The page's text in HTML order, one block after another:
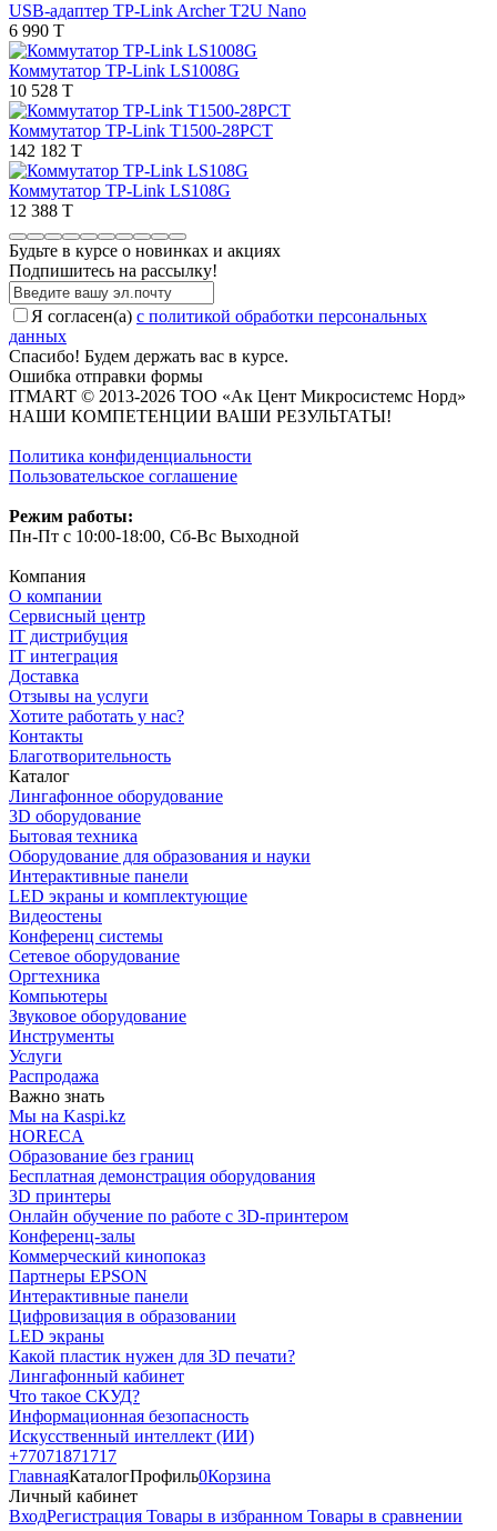
USB-адаптер TP-Link Archer T2U Nano
6 990 T
Коммутатор TP-Link LS1008G
10 528 T
Коммутатор TP-Link T1500-28PCT
142 182 T
Коммутатор TP-Link LS108G
12 388 T
Будьте в курсе о новинках и акциях
Подпишитесь на рассылкy!
Я согласен(a) с политикой обработки персональных
данных
Спасибо! Будем держать вас в курсе.
Ошибка отправки формы
ITMART © 2013-2026 ТОО «Ак Цент Микросистемс Норд»
НАШИ КОМПЕТЕНЦИИ ВАШИ РЕЗУЛЬТАТЫ!
Политика конфиденциальности
Пользовательское соглашение
Режим работы:
Пн-Пт с 10:00-18:00, Сб-Вс Выходной
Компания
О компании
Сервисный центр
IT дистрибуция
IT интеграция
Доставка
Отзывы на услуги
Хотите работать у нас?
Контакты
Благотворительность
Каталог
Лингафонное оборудование
3D оборудование
Бытовая техника
Оборудование для образования и науки
Интерактивные панели
LED экраны и комплектующие
Видеостены
Конференц системы
Сетевое оборудование
Оргтехника
Компьютеры
Звуковое оборудование
Инструменты
Услуги
Распродажа
Важно знать
Мы на Kaspi.kz
HORECA
Образование без границ
Бесплатная демонстрация оборудования
3D принтеры
Онлайн обучение по работе с 3D-принтером
Конференц-залы
Коммерческий кинопоказ
Партнеры EPSON
Интерактивные панели
Цифровизация в образовании
LED экраны
Какой пластик нужен для 3D печати?
Лингафонный кабинет
Что такое СКУД?
Информационная безопасность
Искусственный интеллект (ИИ)
+77071871717
ГлавнаяКаталогПрофиль0Корзина
Личный кабинет
ВходРегистрация Товары в избранном Товары в сравнении